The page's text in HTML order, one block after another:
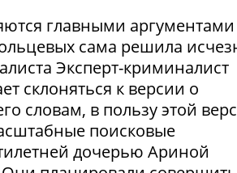
главными
сама решила
Эксперт-криминалист
склоняться к версии о
словам, в пользу этой
поисковые
дочерью Ариной